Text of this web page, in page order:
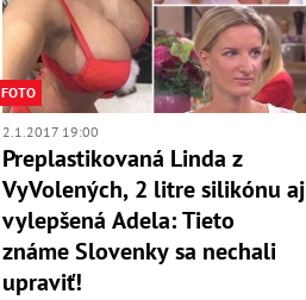
FOTO
2.1.2017 19:00
Preplastikovaná Linda z
VyVolených, 2 litre silikónu aj
vylepšená Adela: Tieto
známe Slovenky sa nechali
upraviť!